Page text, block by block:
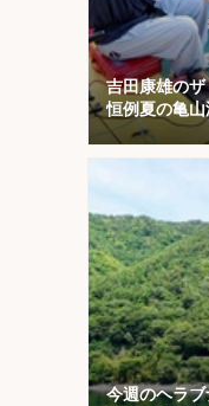
吉田康雄の
恒例夏の亀
今週のヘラ